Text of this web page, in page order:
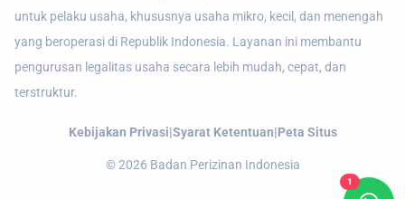
untuk pelaku usaha, khususnya usaha mikro, kecil, dan menengah
yang beroperasi di Republik Indonesia. Layanan ini membantu
pengurusan legalitas usaha secara lebih mudah, cepat, dan
terstruktur.
Kebijakan Privasi|Syarat Ketentuan|Peta Situs
©2026 Badan Perizinan Indonesia
1